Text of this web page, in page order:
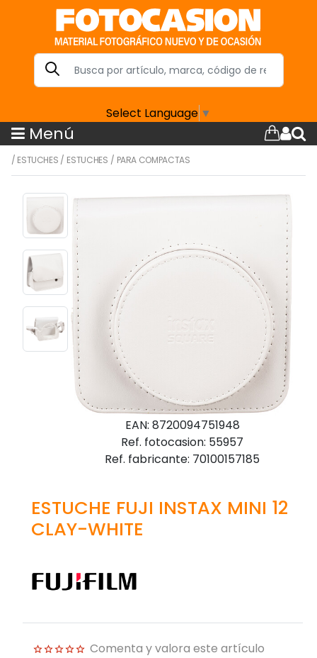
Select Language ▼
Menú
/ ESTUCHES / ESTUCHES / PARA COMPACTAS
EAN: 8720094751948
Ref. fotocasion: 55957
Ref. fabricante: 70100157185
ESTUCHE FUJI INSTAX MINI 12
CLAY-WHITE
Comenta y valora este artículo